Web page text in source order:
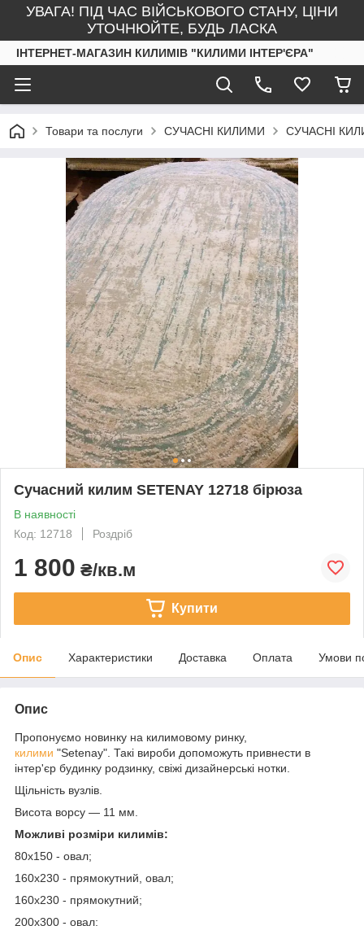
УВАГА! ПІД ЧАС ВІЙСЬКОВОГО СТАНУ, ЦІНИ
УТОЧНЮЙТЕ, БУДЬ ЛАСКА
ІНТЕРНЕТ-МАГАЗИН КИЛИМІВ "КИЛИМИ ІНТЕР'ЄРА"
Товари та послуги СУЧАСНІ КИЛИМИ СУЧАСНІ
Сучасний килим SETENAY 12718 бірюза
В наявності
Код: 12718
Роздріб
1 800 ₴/кв.м
Купити
Опис Характеристики Доставка Оплата Умови
Опис
Пропонуємо новинку на килимовому ринку,
килими "Setenay". Такі вироби допоможуть привнести в
інтер'єр будинку родзинку, свіжі дизайнерські нотки.
Щільність вузлів.
Висота ворсу — 11 мм.
Можливі розміри килимів:
80х150 - овал;
160х230 - прямокутний, овал;
160х230 - прямокутний;
200х300 - овал;